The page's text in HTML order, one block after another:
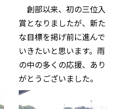
創部以来、初の三位入
賞となりましたが、新た
な目標を掲げ前に進んで
いきたいと思います。雨
の中の多くの応援、あり
がとうございました。